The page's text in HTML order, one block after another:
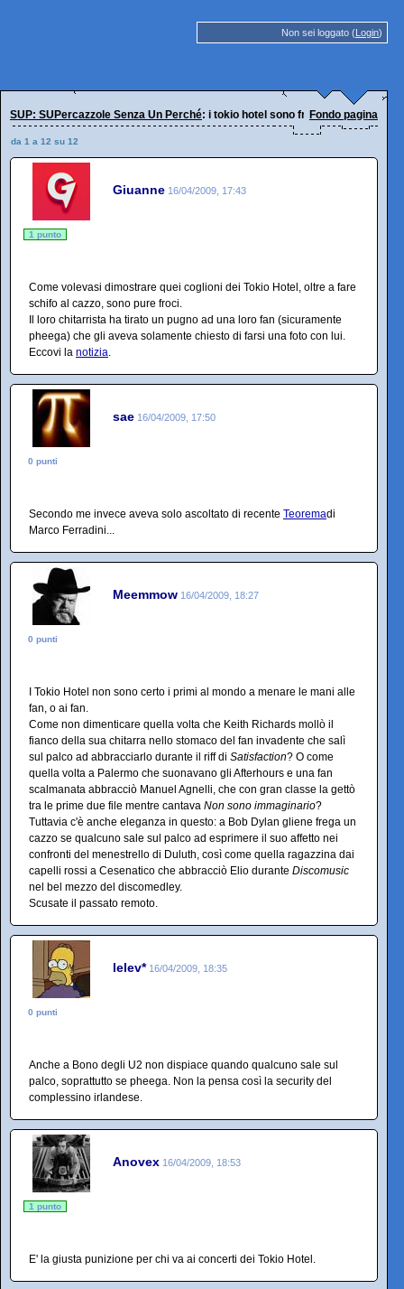
Non sei loggato (Login)
SUP: SUPercazzole Senza Un Perché: i tokio hotel sono froci (e fanno
Fondo pagina
da 1 a 12 su 12
Giuanne 16/04/2009, 17:43
1 punto
Come volevasi dimostrare quei coglioni dei Tokio Hotel, oltre a fare
schifo al cazzo, sono pure froci.
Il loro chitarrista ha tirato un pugno ad una loro fan (sicuramente
pheega) che gli aveva solamente chiesto di farsi una foto con lui.
Eccovi la notizia.
sae 16/04/2009, 17:50
0 punti
Secondo me invece aveva solo ascoltato di recente Teoremadi
Marco Ferradini...
Meemmow 16/04/2009, 18:27
0 punti
I Tokio Hotel non sono certo i primi al mondo a menare le mani alle
fan, o ai fan.
Come non dimenticare quella volta che Keith Richards mollò il
fianco della sua chitarra nello stomaco del fan invadente che salì
sul palco ad abbracciarlo durante il riff di Satisfaction? O come
quella volta a Palermo che suonavano gli Afterhours e una fan
scalmanata abbracciò Manuel Agnelli, che con gran classe la gettò
tra le prime due file mentre cantava Non sono immaginario?
Tuttavia c'è anche eleganza in questo: a Bob Dylan gliene frega un
cazzo se qualcuno sale sul palco ad esprimere il suo affetto nei
confronti del menestrello di Duluth, così come quella ragazzina dai
capelli rossi a Cesenatico che abbracciò Elio durante Discomusic
nel bel mezzo del discomedley.
Scusate il passato remoto.
lelev* 16/04/2009, 18:35
0 punti
Anche a Bono degli U2 non dispiace quando qualcuno sale sul
palco, soprattutto se pheega. Non la pensa così la security del
complessino irlandese.
Anovex 16/04/2009, 18:53
1 punto
E' la giusta punizione per chi va ai concerti dei Tokio Hotel.